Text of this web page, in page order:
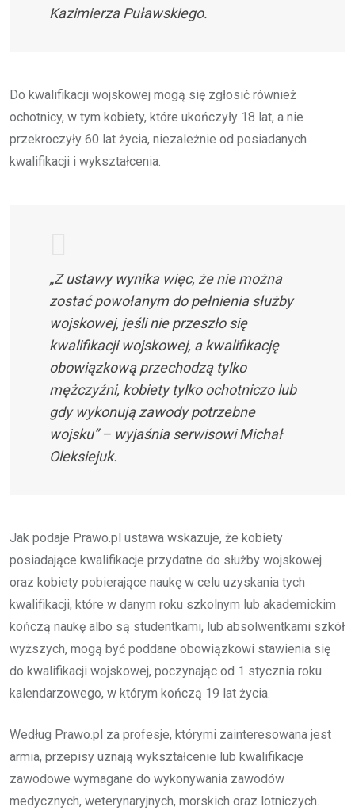
Kazimierza Puławskiego.
Do kwalifikacji wojskowej mogą się zgłosić również
ochotnicy, w tym kobiety, które ukończyły 18 lat, a nie
przekroczyły 60 lat życia, niezależnie od posiadanych
kwalifikacji i wykształcenia.
„Z ustawy wynika więc, że nie można
zostać powołanym do pełnienia służby
wojskowej, jeśli nie przeszło się
kwalifikacji wojskowej, a kwalifikację
obowiązkową przechodzą tylko
mężczyźni, kobiety tylko ochotniczo lub
gdy wykonują zawody potrzebne
wojsku” – wyjaśnia serwisowi Michał
Oleksiejuk.
Jak podaje Prawo.pl ustawa wskazuje, że kobiety
posiadające kwalifikacje przydatne do służby wojskowej
oraz kobiety pobierające naukę w celu uzyskania tych
kwalifikacji, które w danym roku szkolnym lub akademickim
kończą naukę albo są studentkami, lub absolwentkami szkół
wyższych, mogą być poddane obowiązkowi stawienia się
do kwalifikacji wojskowej, poczynając od 1 stycznia roku
kalendarzowego, w którym kończą 19 lat życia.
Według Prawo.pl za profesje, którymi zainteresowana jest
armia, przepisy uznają wykształcenie lub kwalifikacje
zawodowe wymagane do wykonywania zawodów
medycznych, weterynaryjnych, morskich oraz lotniczych.